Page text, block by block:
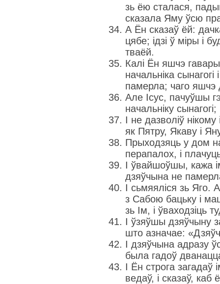
зь ёю сталася,
сказала Яму ўсю
А Ён сказаў ёй:
цябе; ідзі ў міры і
тваёй.
Калі Ён яшчэ
начальніка
памерла; чаго яшчэ
Але Ісус, пачуўшы
начальніку
І не дазволіў
як Пятру, Якаву і
Прыходзяць у дом
перапалох, і
І ўвайшоўшы, кажа
дзяўчына не
І сьмяяліся зь
з Сабою бацьку і
зь Ім, і ўваходзіць
І ўзяўшы дзяўчыну
што азначае:
І дзяўчына адразу
была гадоў
І Ён строга загадаў
ведаў, і сказаў, каб